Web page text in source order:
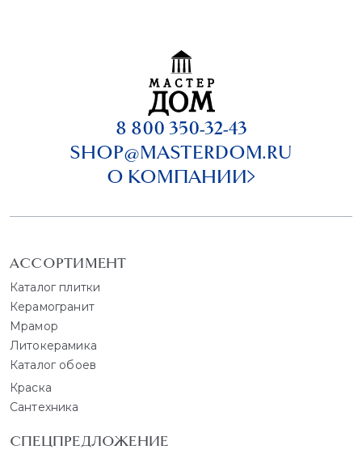
8 800 350-32-43
SHOP@MASTERDOM.RU
О КОМПАНИИ
АССОРТИМЕНТ
Каталог плитки
Керамогранит
Мрамор
Литокерамика
Каталог обоев
Краска
Сантехника
СПЕЦПРЕДЛОЖЕНИЕ